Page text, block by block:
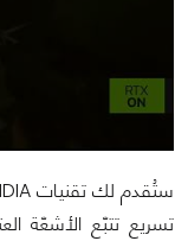
تسريع تتبّع الأشعّة